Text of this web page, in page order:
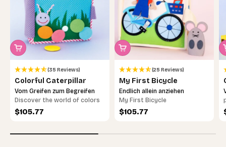
(35 Reviews)
Colorful Caterpillar
Vom Greifen zum Begreifen
Discover the world of colors
Sale price
$105.77
(25 Reviews)
My First Bicycle
Endlich allein anziehen
My First Bicycle
Sale price
$105.77